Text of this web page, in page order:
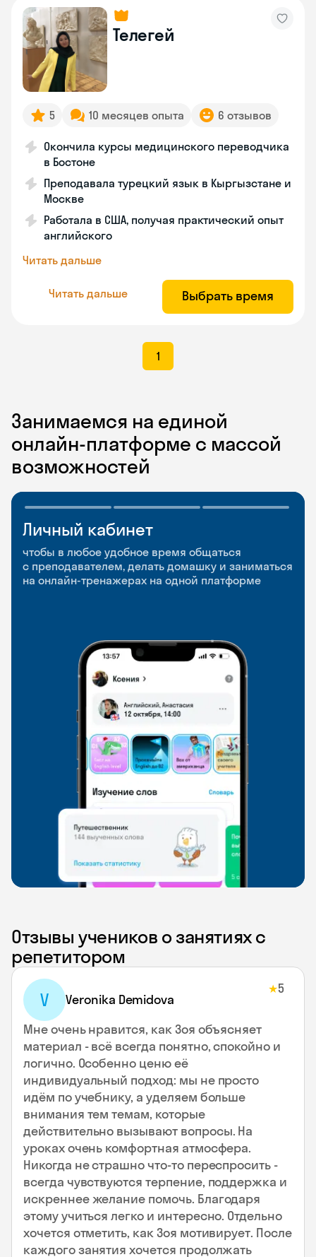
Телегей
5 10 месяцев опыта 6 отзывов
Окончила курсы медицинского переводчика
в Бостоне
Преподавала турецкий язык в Кыргызстане и
Москве
Работала в США, получая практический опыт
английского
Читать дальше
Читать дальше Выбрать время
1
Занимаемся на единой
онлайн-платформе с массой
возможностей
Личный кабинет
чтобы в любое удобное время общаться
с преподавателем, делать домашку и заниматься
на онлайн-тренажерах на одной платформе
Мобильное
приложение
чтобы заниматься и изучать новые слова где
и когда удобно
Разговорные клубы
и Talks
Групповые занятия для разговорной практики
и индивидуальные встречи с преподавателями
Отзывы учеников о занятиях с
репетитором
V Veronika Demidova
★5
Мне очень нравится, как Зоя объясняет
материал - всё всегда понятно, спокойно и
логично. Особенно ценю её
индивидуальный подход: мы не просто
идём по учебнику, а уделяем больше
внимания тем темам, которые
действительно вызывают вопросы. На
уроках очень комфортная атмосфера.
Никогда не страшно что-то переспросить -
всегда чувствуются терпение, поддержка и
искреннее желание помочь. Благодаря
этому учиться легко и интересно. Отдельно
хочется отметить, как Зоя мотивирует. После
каждого занятия хочется продолжать